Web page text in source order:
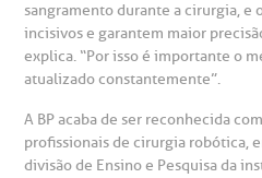
Fale Conosco
BP Mirante
socialde orçamento
de veracidade de
atendimento
sangramento durante a cirurgia, e
incisivos e garantem maior
explica. “Por isso é importante o
atualizado constantemente”.
A BP acaba de ser reconhecida
profissionais de cirurgia robótica,
divisão de Ensino e Pesquisa da